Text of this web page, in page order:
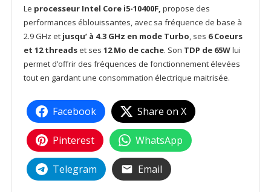
Le processeur Intel Core i5-10400F, propose des
performances éblouissantes, avec sa fréquence de base à
2.9 GHz et jusqu’ à 4.3 GHz en mode Turbo, ses 6 Coeurs
et 12 threadset ses 12 Mo de cache. Son TDP de 65Wlui
permet d’offrir des fréquences de fonctionnement élevées
tout en gardant une consommation électrique maitrisée.
Facebook Share on X
Pinterest WhatsApp
Telegram Email